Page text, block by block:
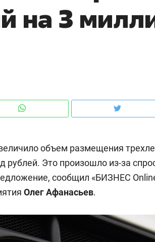
на 3
объем размещения
рублей. Это произошло из-за
сообщил «БИЗНЕС
Олег Афанасьев.
знать аксакалов и
клиентах и чудных
Рекомендуем
150 камер до квартиры и
безопасность в ЖК «Нова»